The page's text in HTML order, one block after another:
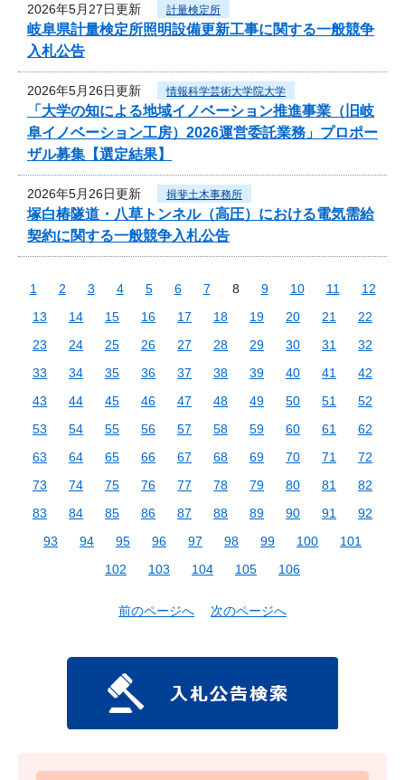
2026年5月27日更新 計量検定所
岐阜県計量検定所照明設備更新工事に関する一般競争
入札公告
2026年5月26日更新 情報科学芸術大学院大学
「大学の知による地域イノベーション推進事業（旧岐
阜イノベーション工房）2026運営委託業務」プロポー
ザル募集【選定結果】
2026年5月26日更新 揖斐土木事務所
塚白椿隧道・八草トンネル（高圧）における電気需給
契約に関する一般競争入札公告
1 2 3 4 5 6 7 8 9 10 11
12
13
14 15 16 17 18 19 20 21
22
23
24 25 26 27 28 29 30 31
32
33
34 35 36 37 38 39 40 41
42
43
44 45 46 47 48 49 50 51
52
53
54 55 56 57 58 59 60 61
62
63
64 65 66 67 68 69 70 71
72
73
74 75 76 77 78 79 80 81
82
83
84 85 86 87 88 89 90 91
92
93
94 95 96 97 98 99 100
101
102
103 104 105 106
前のページへ 次のページへ